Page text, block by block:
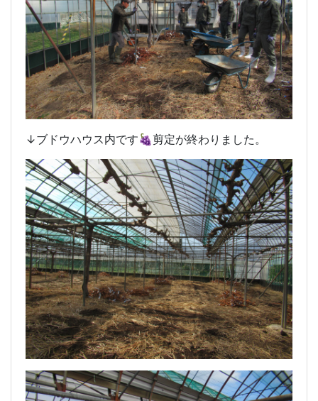
↓ブドウハウス内です🍇剪定が終わりました。